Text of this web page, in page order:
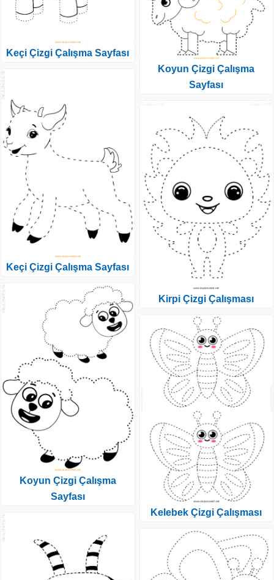
Keçi Çizgi Çalışma Sayfası
Keçi Çizgi Çalışma Sayfası
Koyun Çizgi Çalışma
Sayfası
Koyun Çizgi Çalışma
Sayfası
Kirpi Çizgi Çalışması
Kelebek Çizgi Çalışması